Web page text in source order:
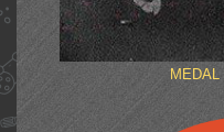
MEDAL